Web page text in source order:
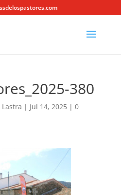
380
| Jul 14, 2025| 0